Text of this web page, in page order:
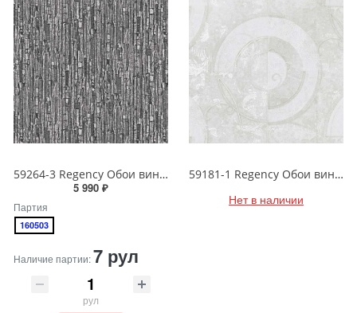
59264-3 Regency Обои виниловые на бумажной основе 1.06*15.5
5 990 ₽
Партия
160503
Наличие партии:7 рул
рул
59181-1 Regency Обои виниловые на бумажной основе 1.06*15.5
Нет в наличии